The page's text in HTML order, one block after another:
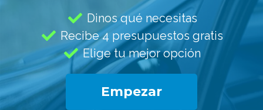
Dinos qué necesitas
Recibe 4 presupuestos gratis
Elige tu mejor opción
Empezar